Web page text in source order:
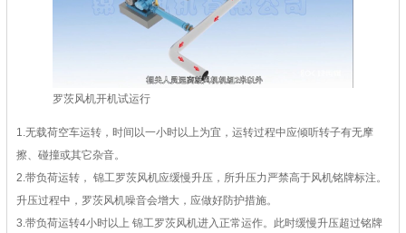
罗茨风机开机试运行
1.无载荷空车运转，时间以一小时以上为宜，运转过程中应倾听转子有无摩
擦、碰撞或其它杂音。
2.带负荷运转， 锦工罗茨风机应缓慢升压，所升压力严禁高于风机铭牌标注。
升压过程中，罗茨风机噪音会增大，应做好防护措施。
3.带负荷运转4小时以上 锦工罗茨风机进入正常运作。此时缓慢升压超过铭牌